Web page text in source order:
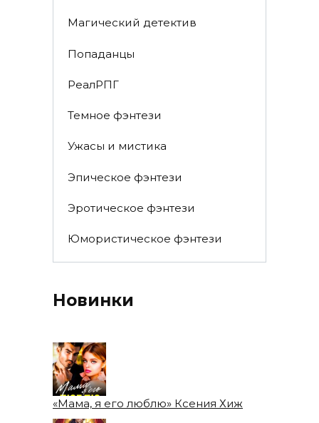
Магический детектив
Попаданцы
РеалРПГ
Темное фэнтези
Ужасы и мистика
Эпическое фэнтези
Эротическое фэнтези
Юмористическое фэнтези
Новинки
«Мама, я его люблю» Ксения Хиж